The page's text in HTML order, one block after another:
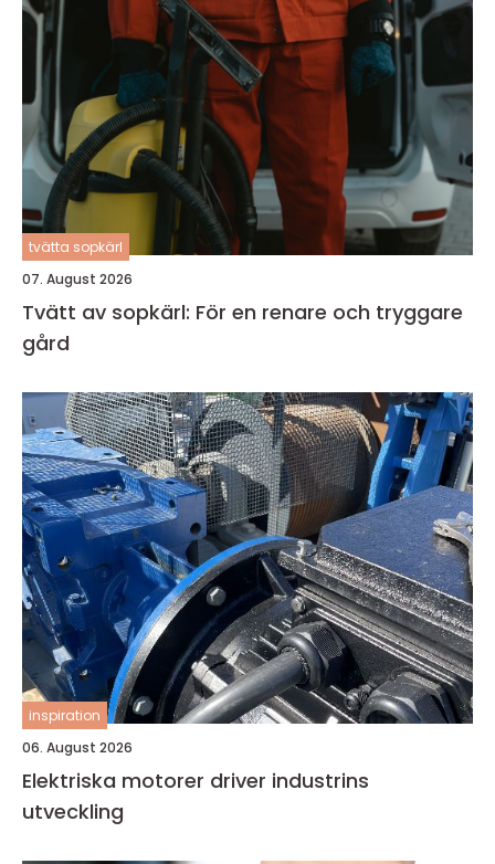
tvätta sopkärl
07. August 2026
Tvätt av sopkärl: För en renare och tryggare
gård
inspiration
06. August 2026
Elektriska motorer driver industrins
utveckling